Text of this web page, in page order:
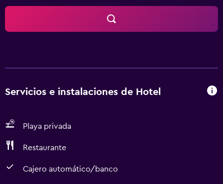
Servicios e instalaciones de Hotel
Playa privada
Restaurante
Cajero automático/banco